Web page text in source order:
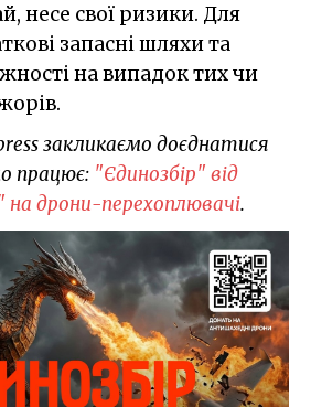
несе свої ризики. Для
запасні шляхи та
на випадок тих чи
закликаємо доєднатися
працює: "Єдинозбір" від
дрони-перехоплювачі.